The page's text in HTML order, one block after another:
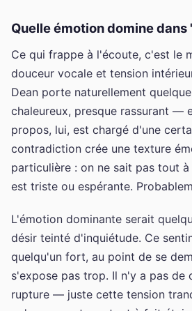
Quelle émotion domine dans
Ce qui frappe à l'écoute, c'est le
douceur vocale et tension
Dean porte naturellement
chaleureux, presque rassurant —
propos, lui, est chargé d'une
contradiction crée une texture
particulière : on ne sait pas tout
est triste ou espérante.
L'émotion dominante serait
désir teinté d'inquiétude. Ce
quelqu'un fort, au point de se
s'expose pas trop. Il n'y a pas de
rupture — juste cette tension